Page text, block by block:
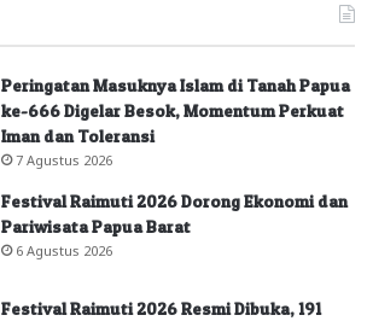
Peringatan Masuknya Islam di Tanah Papua
ke-666 Digelar Besok, Momentum Perkuat
Iman dan Toleransi
7 Agustus 2026
Festival Raimuti 2026 Dorong Ekonomi dan
Pariwisata Papua Barat
6 Agustus 2026
Festival Raimuti 2026 Resmi Dibuka, 191